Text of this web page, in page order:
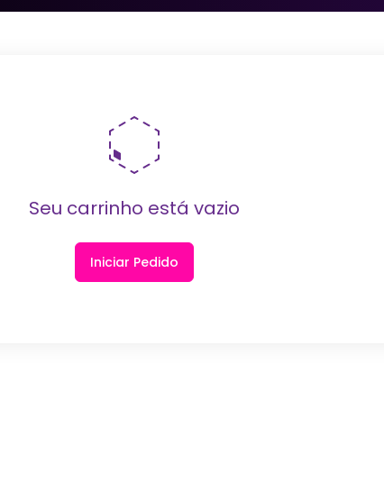
Seu carrinho está vazio
Iniciar Pedido